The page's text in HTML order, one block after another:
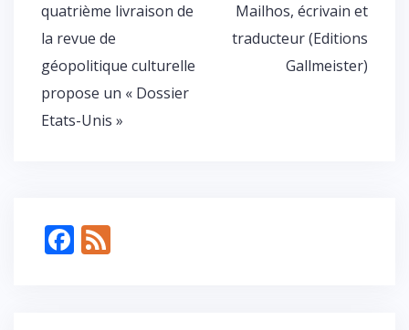
l’article
quatrième livraison de
la revue de
géopolitique culturelle
propose un « Dossier
Etats-Unis »
Mailhos, écrivain et
traducteur (Editions
Gallmeister)
F